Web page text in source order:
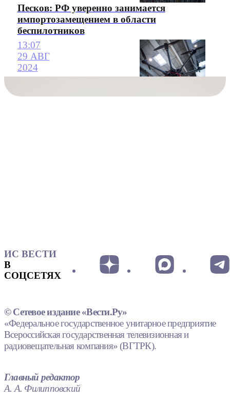
Песков: РФ уверенно занимается
импортозамещением в области
беспилотников
13:07
29 АВГ
2024
ИС ВЕСТИ
В
СОЦСЕТЯХ
© Сетевое издание «Вести.Ру»
«Федеральное государственное унитарное предприятие
Всероссийская государственная телевизионная и
радиовещательная компания» (ВГТРК).
Главный редактор
А. А. Филипповский